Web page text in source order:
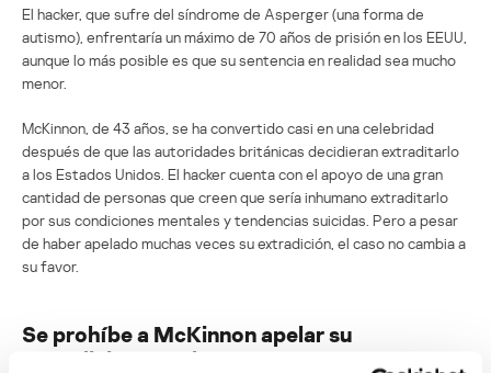
El hacker, que sufre del síndrome de Asperger (una forma de
autismo), enfrentaría un máximo de 70 años de prisión en los EEUU,
aunque lo más posible es que su sentencia en realidad sea mucho
menor.
McKinnon, de 43 años, se ha convertido casi en una celebridad
después de que las autoridades británicas decidieran extraditarlo
a los Estados Unidos. El hacker cuenta con el apoyo de una gran
cantidad de personas que creen que sería inhumano extraditarlo
por sus condiciones mentales y tendencias suicidas. Pero a pesar
de haber apelado muchas veces su extradición, el caso no cambia a
su favor.
Se prohíbe a McKinnon apelar su
extradición ante la Corte Suprema